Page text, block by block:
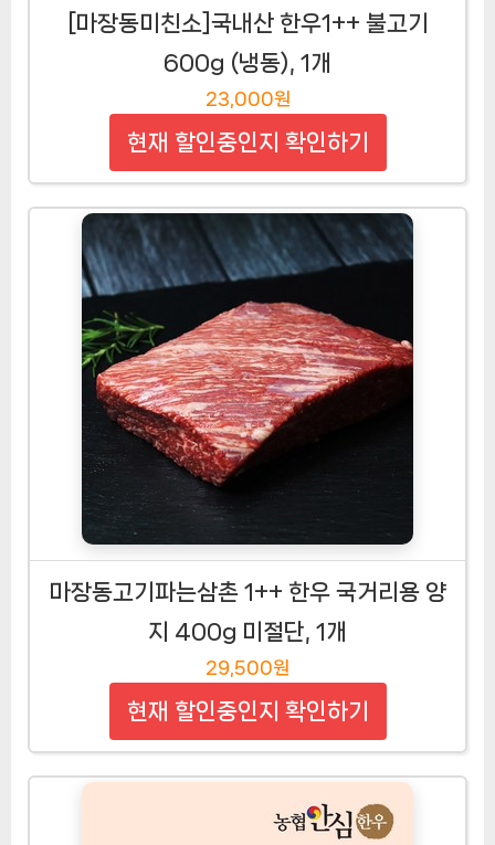
[마장동미친소]국내산 한우1++ 불고기
600g (냉동), 1개
23,000원
현재 할인중인지 확인하기
마장동고기파는삼촌 1++ 한우 국거리용 양
지 400g 미절단, 1개
29,500원
현재 할인중인지 확인하기